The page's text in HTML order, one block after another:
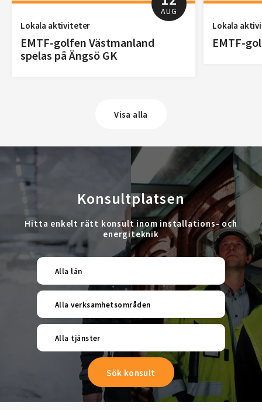
AUG
Lokala aktiviteter
EMTF-golfen Västmanland
spelas på Ängsö GK
Lokala
EMTF-
Visa alla
Konsultplatsen
Hitta enkelt rätt konsult inom installations- och
energiteknik
Alla län
Alla verksamhetsområden
Alla tjänster